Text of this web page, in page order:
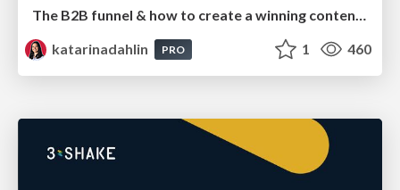
katarinadahlin
PRO 1 460